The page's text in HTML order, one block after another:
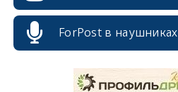
ForPost в наушниках